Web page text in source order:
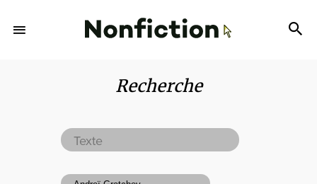
Recherche